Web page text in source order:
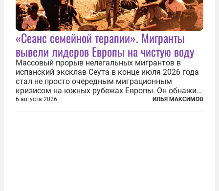
«Сеанс семейной терапии». Мигранты
вывели лидеров Европы на чистую воду
Массовый прорыв нелегальных мигрантов в
испанский эксклав Сеута в конце июля 2026 года
стал не просто очередным миграционным
кризисом на южных рубежах Европы. Он обнажил
фундаментальный раскол внутри Евросоюза,
продемонстрировав, что десятилетиями
6 августа 2026 ИЛЬЯ МАКСИМОВ